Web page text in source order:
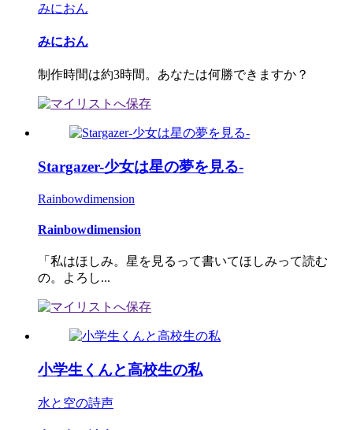
みにおん
みにおん
制作時間は約3時間。あなたは何勝できますか？
Stargazer-少女は星の夢を見る-
Rainbowdimension
Rainbowdimension
「私はほしみ。星を見るって書いてほしみって読む
の。よろし...
小学生くんと高校生の私
水と空の詩声